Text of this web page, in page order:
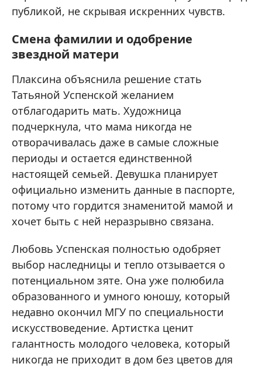
публикой, не скрывая искренних чувств.
Смена фамилии и одобрение
звездной матери
Плаксина объяснила решение стать
Татьяной Успенской желанием
отблагодарить мать. Художница
подчеркнула, что мама никогда не
отворачивалась даже в самые сложные
периоды и остается единственной
настоящей семьей. Девушка планирует
официально изменить данные в паспорте,
потому что гордится знаменитой мамой и
хочет быть с ней неразрывно связана.
Любовь Успенская полностью одобряет
выбор наследницы и тепло отзывается о
потенциальном зяте. Она уже полюбила
образованного и умного юношу, который
недавно окончил МГУ по специальности
искусствоведение. Артистка ценит
галантность молодого человека, который
никогда не приходит в дом без цветов для